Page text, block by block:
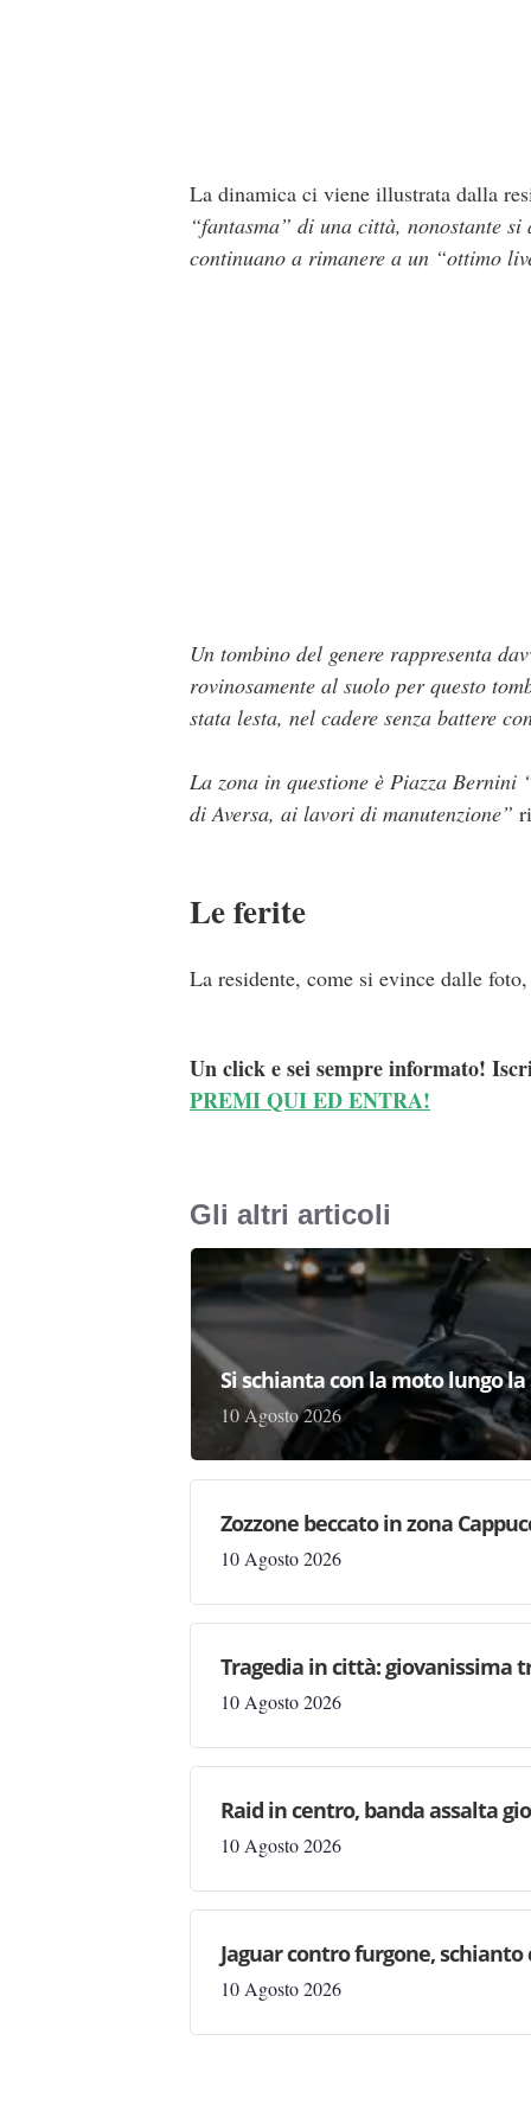
La dinamica ci viene illustrata dalla
“fantasma” di una città, nonostante
continuano a rimanere a un “ottimo
Un tombino del genere rappresenta
rovinosamente al suolo per questo
stata lesta, nel cadere senza battere
La zona in questione è Piazza Bernini
di Aversa, ai lavori di manutenzione”
Le ferite
La residente, come si evince dalle
Un click e sei sempre informato!
PREMI QUI ED ENTRA!
Gli altri articoli
Si schianta con la moto lungo
10 Agosto 2026
Zozzone beccato in zona
10 Agosto 2026
Tragedia in città: giovanissima
10 Agosto 2026
Raid in centro, banda assalta
10 Agosto 2026
Jaguar contro furgone,
10 Agosto 2026